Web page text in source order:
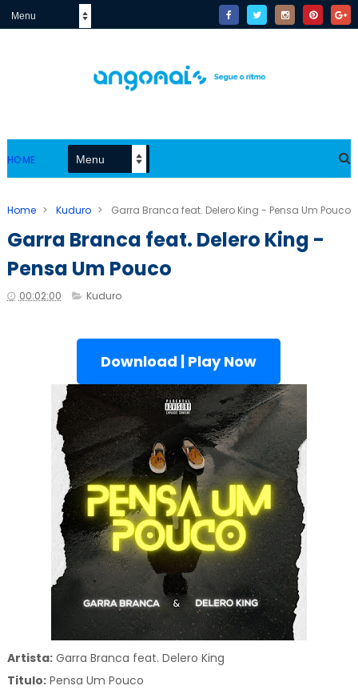
HOME
Home > Kuduro > Garra Branca feat. Delero King - Pensa Um Pouco
Garra Branca feat. Delero King -
Pensa Um Pouco
00:02:00 Kuduro
Download | Play Now
Artista:Garra Branca feat. Delero King
Titulo:Pensa Um Pouco